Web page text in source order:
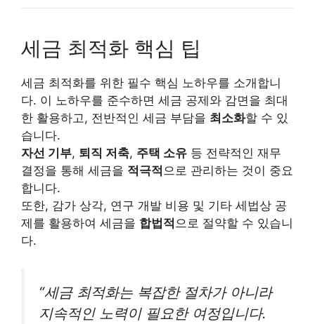
세금 최적화 핵심 팁
세금 최적화를 위한 필수 핵심 노하우를 소개합니
다. 이 노하우를 준수하면 세금 공제와 감면을 최대
한 활용하고, 전반적인 세금 부담을 최소화할 수 있
습니다.
자선 기부, 퇴직 저축, 주택 소유 등 전략적인 재무
결정을 통해 세금을 적극적 으로 관리하는 것이 중요
합니다.
또한, 감가 상각, 연구 개발 비용 및 기타 세법상 공
제를 활용하여 세금을 합법적 으로 절약할 수 있습니
다.
“세금 최적화는 복잡한 절차가 아니라
지속적인 노력이 필요한 여정입니다.